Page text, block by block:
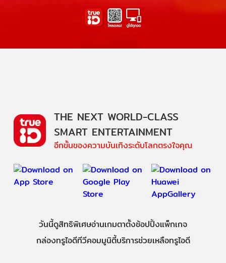
THE NEXT WORLD-CLASS
SMART ENTERTAINMENT
อีกขั้นของความบันเทิงระดับโลกตรงใจคุณ
วันนี้ดูสิทธิพิเศษอ่านเกมตาตั้งช้อปปิ้งแพ็กเกจ
กล่องทรูไอดีทีวีคอมมูนิตี้บริการช่วยเหลือทรูไอดี